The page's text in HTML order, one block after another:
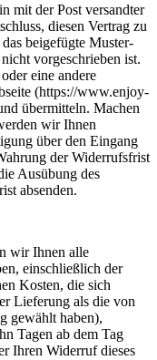
mit der Post versandter
diesen Vertrag zu
beigefügte Muster-
vorgeschrieben ist.
eine andere
(https://www.enjoy-
übermitteln. Machen
wir Ihnen
über den Eingang
der Widerrufsfrist
Ausübung des
absenden.
wir Ihnen alle
einschließlich der
Kosten, die sich
Lieferung als die von
gewählt haben),
Tagen ab dem Tag
Ihren Widerruf dieses